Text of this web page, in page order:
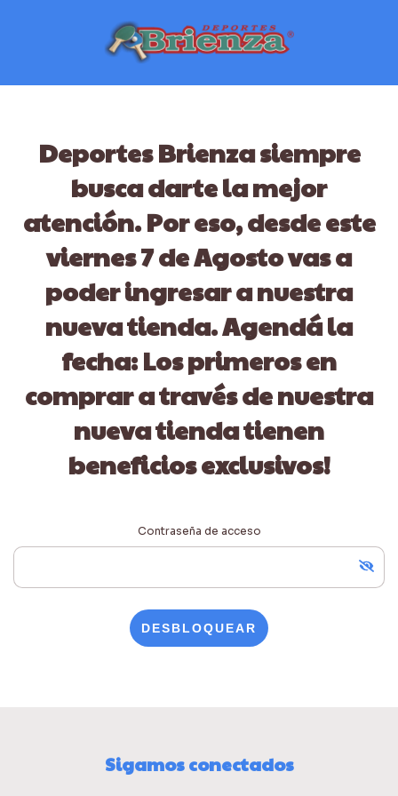
Deportes Brienza siempre
busca darte la mejor
atención. Por eso, desde este
viernes 7 de Agosto vas a
poder ingresar a nuestra
nueva tienda. Agendá la
fecha: Los primeros en
comprar a través de nuestra
nueva tienda tienen
beneficios exclusivos!
Contraseña de acceso
DESBLOQUEAR
Sigamos conectados